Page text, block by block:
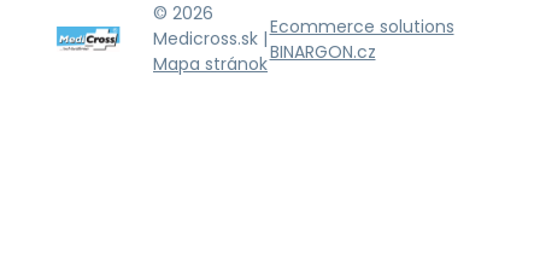
© 2026
Medicross.sk |
Mapa stránok
Ecommerce solutions
BINARGON.cz